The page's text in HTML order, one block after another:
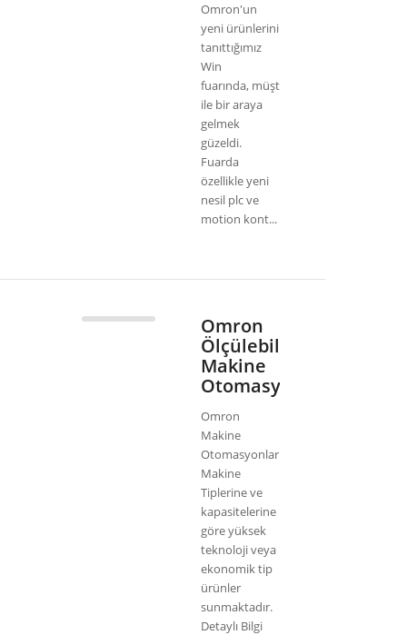
Omron'un
yeni ürünlerini
tanıttığımız
Win
fuarında, müşterilerimiz
ile bir araya
gelmek
güzeldi.
Fuarda
özellikle yeni
nesil plc ve
motion kont...
Omron
Ölçülebilir
Makine
Otomasyonu
Omron
Makine
Otomasyonlarında;
Makine
Tiplerine ve
kapasitelerine
göre yüksek
teknoloji veya
ekonomik tip
ürünler
sunmaktadır.
Detaylı Bilgi